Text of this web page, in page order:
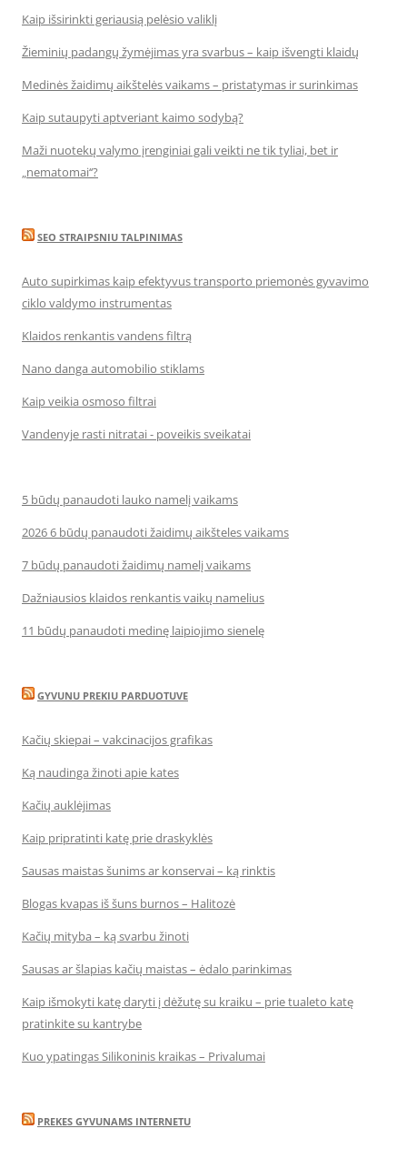
Kaip išsirinkti geriausią pelėsio valiklį
Žieminių padangų žymėjimas yra svarbus – kaip išvengti klaidų
Medinės žaidimų aikštelės vaikams – pristatymas ir surinkimas
Kaip sutaupyti aptveriant kaimo sodybą?
Maži nuotekų valymo įrenginiai gali veikti ne tik tyliai, bet ir
„nematomai‘‘?
SEO STRAIPSNIU TALPINIMAS
Auto supirkimas kaip efektyvus transporto priemonės gyvavimo
ciklo valdymo instrumentas
Klaidos renkantis vandens filtrą
Nano danga automobilio stiklams
Kaip veikia osmoso filtrai
Vandenyje rasti nitratai - poveikis sveikatai
5 būdų panaudoti lauko namelį vaikams
2026 6 būdų panaudoti žaidimų aikšteles vaikams
7 būdų panaudoti žaidimų namelį vaikams
Dažniausios klaidos renkantis vaikų namelius
11 būdų panaudoti medinę laipiojimo sienelę
GYVUNU PREKIU PARDUOTUVE
Kačių skiepai – vakcinacijos grafikas
Ką naudinga žinoti apie kates
Kačių auklėjimas
Kaip pripratinti katę prie draskyklės
Sausas maistas šunims ar konservai – ką rinktis
Blogas kvapas iš šuns burnos – Halitozė
Kačių mityba – ką svarbu žinoti
Sausas ar šlapias kačių maistas – ėdalo parinkimas
Kaip išmokyti katę daryti į dėžutę su kraiku – prie tualeto katę
pratinkite su kantrybe
Kuo ypatingas Silikoninis kraikas – Privalumai
PREKES GYVUNAMS INTERNETU